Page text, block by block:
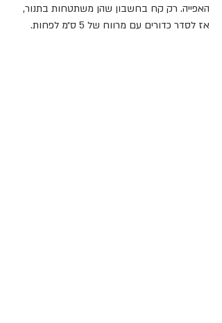
האפייה. רק קח בחשבון שהן משתטחות בתנור,
אז לסדר כדורים עם מרווח של 5 ס״מ לפחות.